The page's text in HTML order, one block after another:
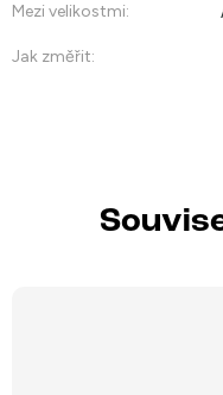
Mezi velikostmi:
Jak změřit: